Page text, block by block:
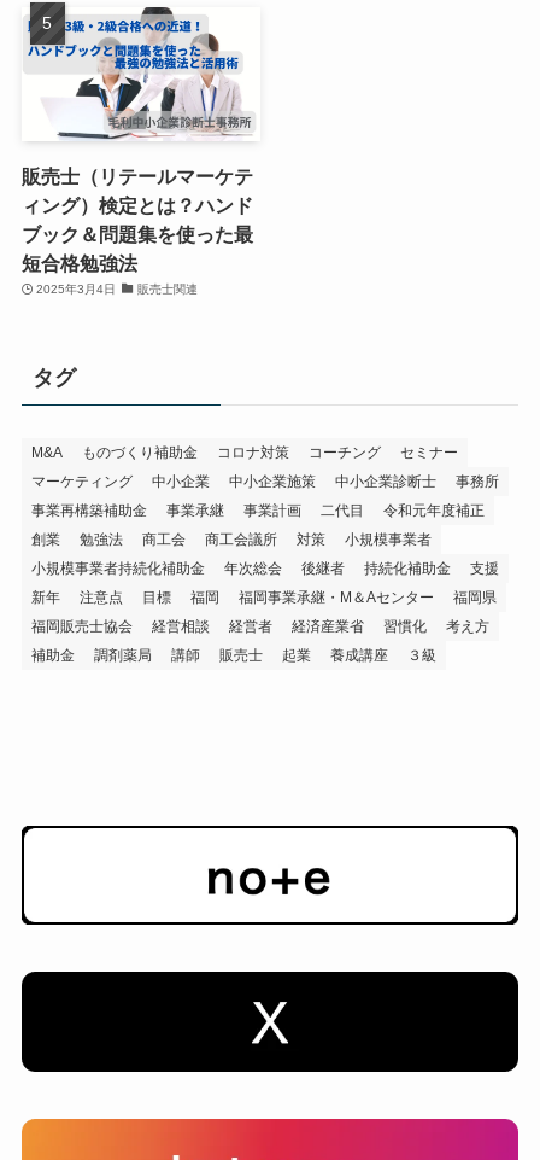
販売士（リテールマーケテ
ィング）検定とは？ハンド
ブック＆問題集を使った最
短合格勉強法
2025年3月4日 販売士関連
タグ
M&A ものづくり補助金 コロナ対策 コーチング
セミナー
マーケティング
中小企業 中小企業施策 中小企業診断士
事務所
事業再構築補助金
事業承継 事業計画 二代目
令和元年度補正
創業
勉強法 商工会 商工会議所 対策
小規模事業者
小規模事業者持続化補助金
年次総会 後継者 持続化補助金
支援
新年
注意点 目標 福岡 福岡事業承継・M＆Aセンター
福岡県
福岡販売士協会
経営相談 経営者 経済産業省 習慣化
考え方
補助金
調剤薬局 講師 販売士 起業 養成講座 ３級